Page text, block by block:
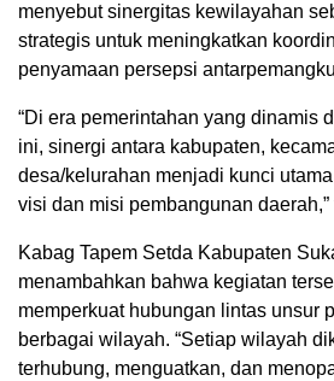
menyebut sinergitas kewilayahan
strategis untuk meningkatkan
penyamaan persepsi
“Di era pemerintahan yang dinamis
ini, sinergi antara kabupaten,
desa/kelurahan menjadi kunci
visi dan misi pembangunan daerah,”
Kabag Tapem Setda Kabupaten
menambahkan bahwa kegiatan
memperkuat hubungan lintas unsur
berbagai wilayah. “Setiap wilayah
terhubung, menguatkan, dan